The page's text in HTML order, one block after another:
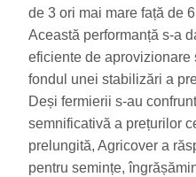
de 3 ori mai mare față de
Această performanță s-a
eficiente de aprovizionare
fondul unei stabilizări a
Deși fermierii s-au
semnificativă a prețurilor
prelungită, Agricover a
pentru semințe,